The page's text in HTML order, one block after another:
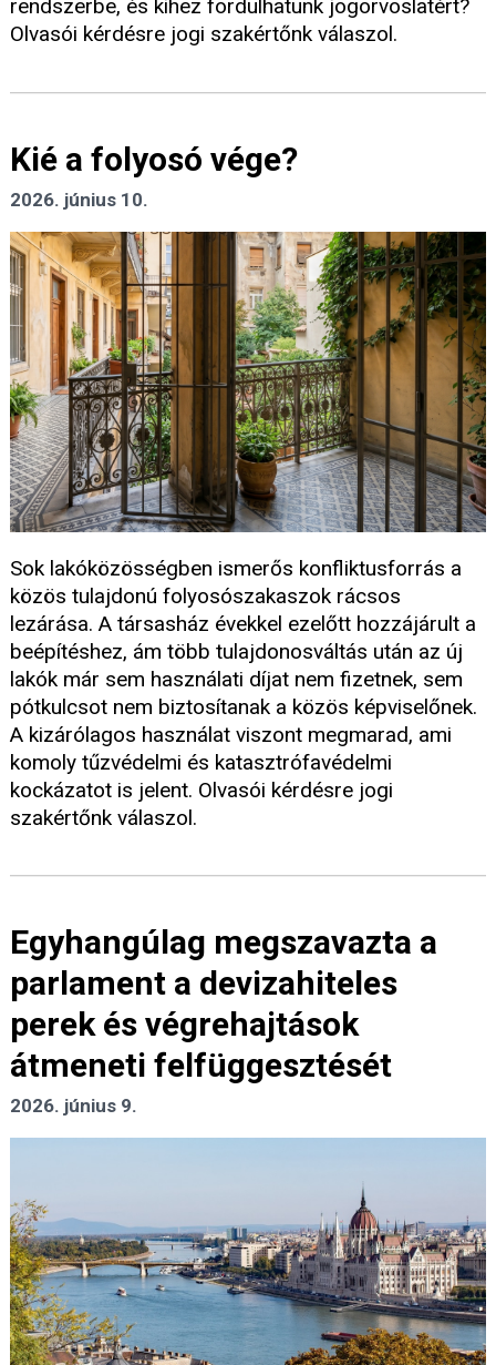
rendszerbe, és kihez fordulhatunk jogorvoslatért?
Olvasói kérdésre jogi szakértőnk válaszol.
Kié a folyosó vége?
2026. június 10.
Sok lakóközösségben ismerős konfliktusforrás a
közös tulajdonú folyosószakaszok rácsos
lezárása. A társasház évekkel ezelőtt hozzájárult a
beépítéshez, ám több tulajdonosváltás után az új
lakók már sem használati díjat nem fizetnek, sem
pótkulcsot nem biztosítanak a közös képviselőnek.
A kizárólagos használat viszont megmarad, ami
komoly tűzvédelmi és katasztrófavédelmi
kockázatot is jelent. Olvasói kérdésre jogi
szakértőnk válaszol.
Egyhangúlag megszavazta a
parlament a devizahiteles
perek és végrehajtások
átmeneti felfüggesztését
2026. június 9.